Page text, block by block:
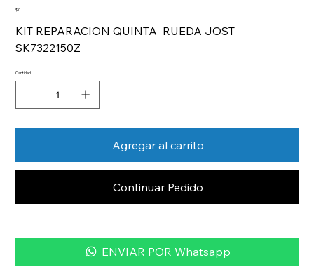
Precio
$ 0
KIT REPARACION QUINTA RUEDA JOST
SK7322150Z
Cantidad
Agregar al carrito
Continuar Pedido
ENVIAR POR Whatsapp